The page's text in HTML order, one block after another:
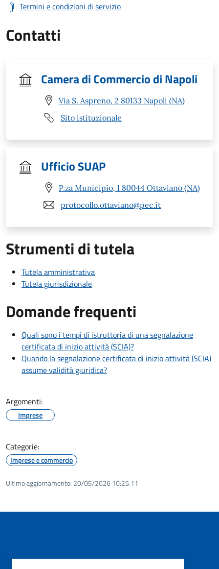
Termini e condizioni di servizio
Contatti
Camera di Commercio di Napoli
Via S. Aspreno, 2 80133 Napoli (NA)
Sito istituzionale
Ufficio SUAP
P.za Municipio, 1 80044 Ottaviano (NA)
protocollo.ottaviano@pec.it
Strumenti di tutela
Tutela amministrativa
Tutela giurisdizionale
Domande frequenti
Quali sono i tempi di istruttoria di una segnalazione
certificata di inizio attività (SCIA)?
Quando la segnalazione certificata di inizio attività (SCIA)
assume validità giuridica?
Argomenti:
Imprese
Categorie:
Imprese e commercio
Ultimo aggiornamento: 20/05/2026 10:25.11